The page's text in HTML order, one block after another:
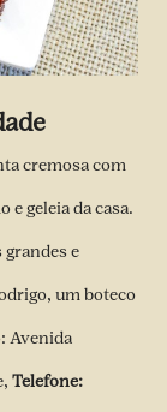
cremosa com
e geleia da casa.
grandes e
um boteco
Avenida
Telefone: